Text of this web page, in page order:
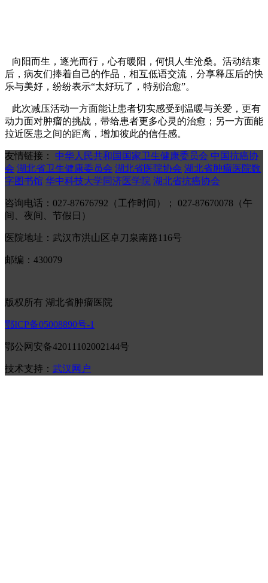
向阳而生，逐光而行，心有暖阳，何惧人生沧桑。活动结束
后，病友们捧着自己的作品，相互低语交流，分享释压后的快
乐与美好，纷纷表示“太好玩了，特别治愈”。
此次减压活动一方面能让患者切实感受到温暖与关爱，更有
动力面对肿瘤的挑战，带给患者更多心灵的治愈；另一方面能
拉近医患之间的距离，增加彼此的信任感。
友情链接： 中华人民共和国国家卫生健康委员会 中国抗癌协
会 湖北省卫生健康委员会 湖北省医院协会 湖北省肿瘤医院数
字图书馆 华中科技大学同济医学院 湖北省抗癌协会
咨询电话：027-87676792（工作时间）； 027-87670078（午
间、夜间、节假日）
医院地址：武汉市洪山区卓刀泉南路116号
邮编：430079
版权所有 湖北省肿瘤医院
鄂ICP备05008890号-1
鄂公网安备42011102002144号
技术支持： 武汉网户